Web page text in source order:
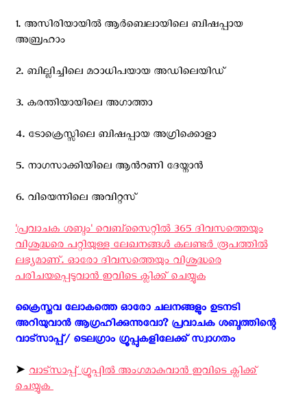
1. അസിരിയായില്‍ ആര്‍ബെലായിലെ ബിഷപ്പായ
അബ്രഹാം
2. ബില്ലിച്ചിലെ മഠാധിപയായ അഡിലെയിഡ്
3. കരന്തിയായിലെ അഗാത്താ
4. ടോക്രെസ്സിലെ ബിഷപ്പായ അഗ്രിക്കൊളാ
5. നാഗസാക്കിയിലെ ആന്‍റണി ദേയ്നാന്‍
6. വിയെന്നിലെ അവിറ്റസ്
'പ്രവാചക ശബ്ദം' വെബ്സൈറ്റില്‍ 365 ദിവസത്തെയും
വിശുദ്ധരെ പറ്റിയുള്ള ലേഖനങ്ങള്‍ കലണ്ടര്‍ രൂപത്തില്‍
ലഭ്യമാണ്. ഓരോ ദിവസത്തെയും വിശുദ്ധരെ
പരിചയപ്പെടുവാന്‍ ഇവിടെ ക്ലിക്ക് ചെയ്യുക
ക്രൈസ്തവ ലോകത്തെ ഓരോ ചലനങ്ങളും ഉടനടി
അറിയുവാന്‍ ആഗ്രഹിക്കുന്നുവോ? പ്രവാചക ശബ്ദത്തിന്റെ
വാട്സാപ്പ്/ ടെലഗ്രാം ഗ്രൂപ്പുകളിലേക്ക് സ്വാഗതം ‍
➤ വാട്സാപ്പ് ഗ്രൂപ്പിൽ അംഗമാകുവാൻ ഇവിടെ ക്ലിക്ക്
ചെയ്യുക